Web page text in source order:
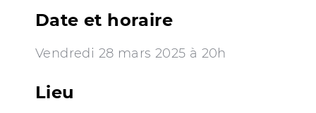
Date et horaire
Vendredi 28 mars 2025 à 20h
Lieu